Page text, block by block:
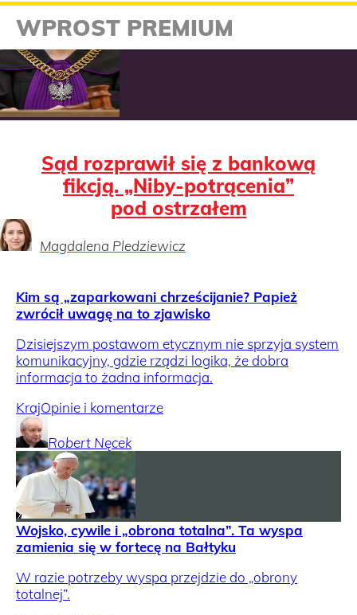
WPROST PREMIUM
Sąd rozprawił się z bankową
fikcją. „Niby-potrącenia”
pod ostrzałem
Magdalena Pledziewicz
Kim są „zaparkowani chrześcijanie? Papież
zwrócił uwagę na to zjawisko
Dzisiejszym postawom etycznym nie sprzyja system
komunikacyjny, gdzie rządzi logika, że dobra
informacja to żadna informacja.
KrajOpinie i komentarze
Robert Nęcek
Wojsko, cywile i „obrona totalna”. Ta wyspa
zamienia się w fortecę na Bałtyku
W razie potrzeby wyspa przejdzie do „obrony
totalnej”.